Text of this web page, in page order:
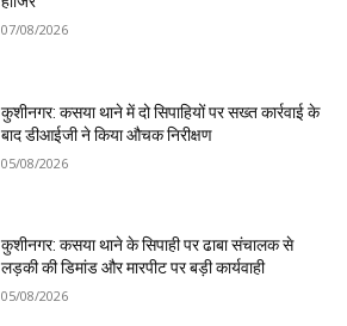
07/08/2026
कुशीनगर: कसया थाने में दो सिपाहियों पर सख्त कार्रवाई के
बाद डीआईजी ने किया औचक निरीक्षण
05/08/2026
कुशीनगर: कसया थाने के सिपाही पर ढाबा संचालक से
लड़की की डिमांड और मारपीट पर बड़ी कार्यवाही
05/08/2026